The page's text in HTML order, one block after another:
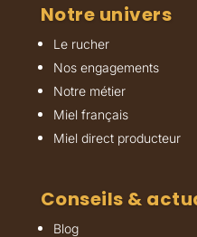
Notre univers
Le rucher
Nos engagements
Notre métier
Miel français
Miel direct producteur
Conseils &
Blog